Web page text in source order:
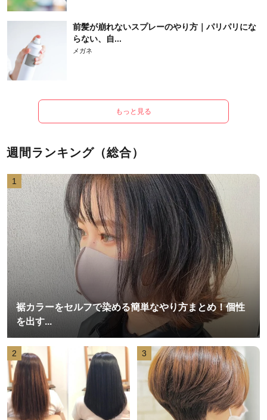
前髪が崩れないスプレーのやり方｜パリパリにな
らない、自...
メガネ
もっと見る
週間ランキング（総合）
1
裾カラーをセルフで染める簡単なやり方まとめ！個性
を出す...
2 3